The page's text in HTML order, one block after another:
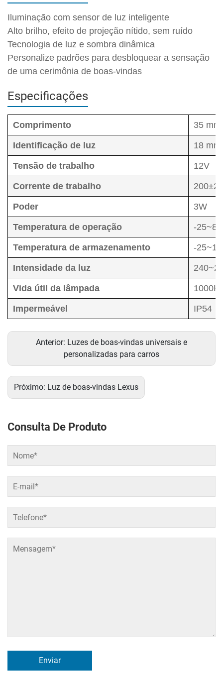
Iluminação com sensor de luz inteligente
Alto brilho, efeito de projeção nítido, sem ruído
Tecnologia de luz e sombra dinâmica
Personalize padrões para desbloquear a sensação
de uma cerimônia de boas-vindas
Especificações
Comprimento 35 mm
Identificação de luz 18 mm
Tensão de trabalho 12V
Corrente de trabalho
Poder 3W
Temperatura de operação -
Temperatura de armazenamento -
Intensidade da luz
Vida útil da lâmpada 1000H
Impermeável IP54
Anterior: Luzes de boas-vindas universais e
personalizadas para carros
Próximo: Luz de boas-vindas Lexus
Consulta De Produto
Enviar